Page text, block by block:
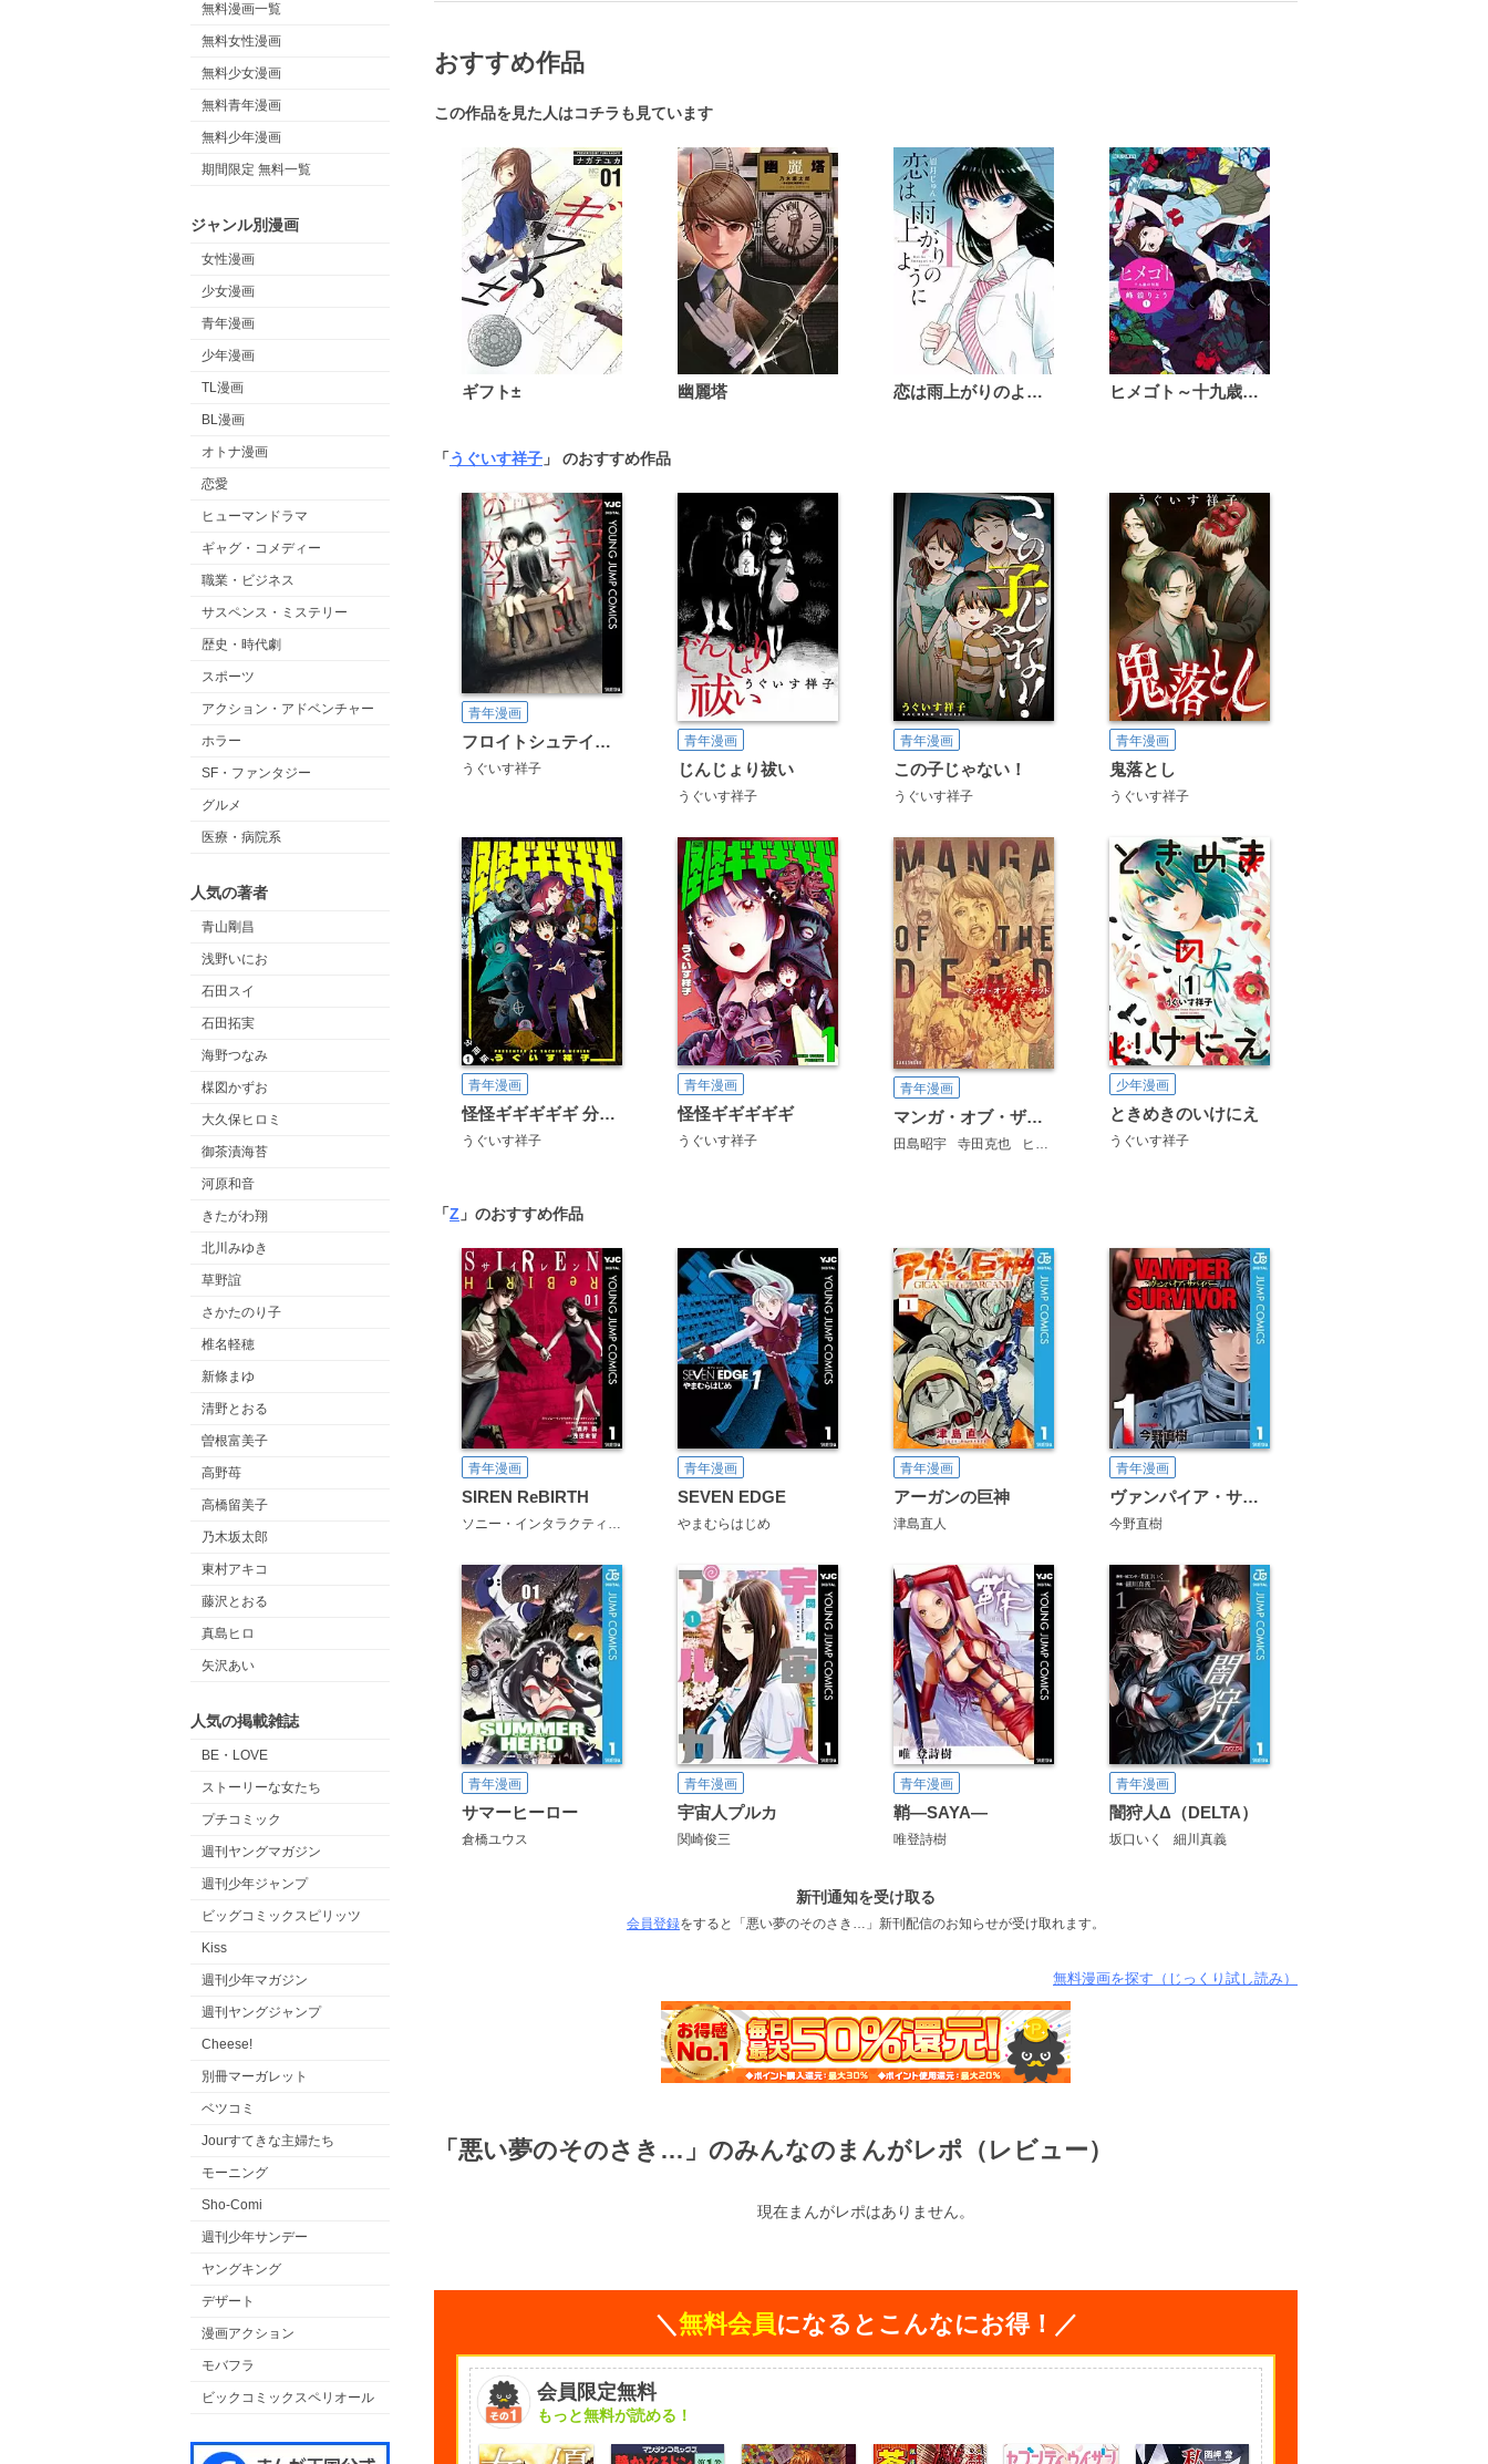
無料漫画一覧
無料女性漫画
無料少女漫画
無料青年漫画
無料少年漫画
期間限定 無料一覧
ジャンル別漫画
女性漫画
少女漫画
青年漫画
少年漫画
TL漫画
BL漫画
オトナ漫画
恋愛
ヒューマンドラマ
ギャグ・コメディー
職業・ビジネス
サスペンス・ミステリー
歴史・時代劇
スポーツ
アクション・アドベンチャー
ホラー
SF・ファンタジー
グルメ
医療・病院系
人気の著者
青山剛昌
浅野いにお
石田スイ
石田拓実
海野つなみ
楳図かずお
大久保ヒロミ
御茶漬海苔
河原和音
きたがわ翔
北川みゆき
草野誼
さかたのり子
椎名軽穂
新條まゆ
清野とおる
曽根富美子
高野苺
高橋留美子
乃木坂太郎
東村アキコ
藤沢とおる
真島ヒロ
矢沢あい
人気の掲載雑誌
BE・LOVE
ストーリーな女たち
プチコミック
週刊ヤングマガジン
週刊少年ジャンプ
ビッグコミックスピリッツ
Kiss
週刊少年マガジン
週刊ヤングジャンプ
Cheese!
別冊マーガレット
ベツコミ
Jourすてきな主婦たち
モーニング
Sho-Comi
週刊少年サンデー
ヤングキング
デザート
漫画アクション
モバフラ
ビックコミックスペリオール
おすすめ作品
この作品を見た人はコチラも見ています
ギフト± 幽麗塔 恋は雨上がりのように ヒメゴト～十九歳の制服～
「うぐいす祥子 」 のおすすめ作品
青年漫画
フロイトシュテインの双子
うぐいす祥子
青年漫画
じんじょり祓い
うぐいす祥子
青年漫画
この子じゃない！
うぐいす祥子
青年漫画
鬼落とし
うぐいす祥子
青年漫画
怪怪ギギギギギ 分冊版
うぐいす祥子
青年漫画
怪怪ギギギギギ
うぐいす祥子
青年漫画
マンガ・オブ・ザ・デッド
田島昭宇 寺田克也 ヒロモト森一 うぐいす祥子
少年漫画
ときめきのいけにえ
うぐいす祥子
「Z 」のおすすめ作品
青年漫画
SIREN ReBIRTH
Project SIREN team 酒井義 浅田有皆
青年漫画
SEVEN EDGE
やまむらはじめ
青年漫画
アーガンの巨神
津島直人
青年漫画
ヴァンパイア・サバイバー
今野直樹
青年漫画
サマーヒーロー
倉橋ユウス
青年漫画
宇宙人プルカ
関崎俊三
青年漫画
鞘―SAYA―
唯登詩樹
青年漫画
闇狩人Δ（DELTA）
坂口いく 細川真義
新刊通知を受け取る
会員登録をすると「悪い夢のそのさき…」新刊配信のお知らせが受け取れます。
無料漫画を探す（じっくり試し読み）
「悪い夢のそのさき…」のみんなのまんがレポ（レビュー）
現在まんがレポはありません。
＼無料会員になるとこんなにお得！／
会員限定無料
もっと無料が読める！